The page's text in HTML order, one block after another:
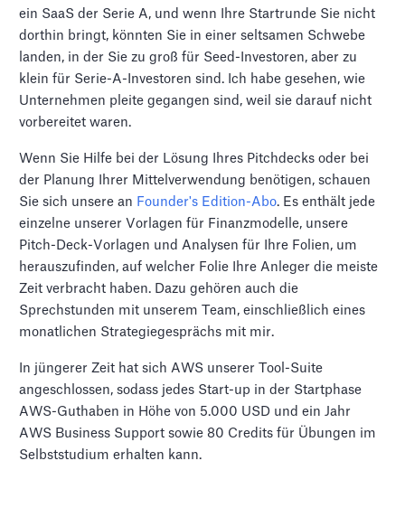
ein SaaS der Serie A, und wenn Ihre Startrunde Sie nicht
dorthin bringt, könnten Sie in einer seltsamen Schwebe
landen, in der Sie zu groß für Seed-Investoren, aber zu
klein für Serie-A-Investoren sind. Ich habe gesehen, wie
Unternehmen pleite gegangen sind, weil sie darauf nicht
vorbereitet waren.
Wenn Sie Hilfe bei der Lösung Ihres Pitchdecks oder bei
der Planung Ihrer Mittelverwendung benötigen, schauen
Sie sich unsere an Founder's Edition-Abo. Es enthält jede
einzelne unserer Vorlagen für Finanzmodelle, unsere
Pitch-Deck-Vorlagen und Analysen für Ihre Folien, um
herauszufinden, auf welcher Folie Ihre Anleger die meiste
Zeit verbracht haben. Dazu gehören auch die
Sprechstunden mit unserem Team, einschließlich eines
monatlichen Strategiegesprächs mit mir.
In jüngerer Zeit hat sich AWS unserer Tool-Suite
angeschlossen, sodass jedes Start-up in der Startphase
AWS-Guthaben in Höhe von 5.000 USD und ein Jahr
AWS Business Support sowie 80 Credits für Übungen im
Selbststudium erhalten kann.